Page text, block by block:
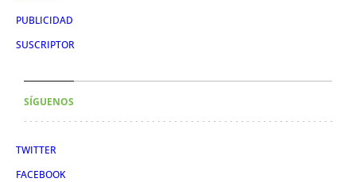
PUBLICIDAD
SUSCRIPTOR
SÍGUENOS
TWITTER
FACEBOOK